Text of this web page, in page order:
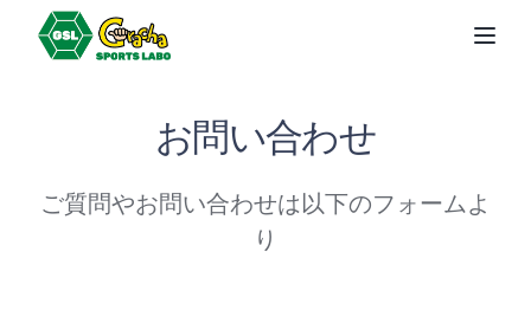
お問い合わせ
ご質問やお問い合わせは以下のフォームよ
り